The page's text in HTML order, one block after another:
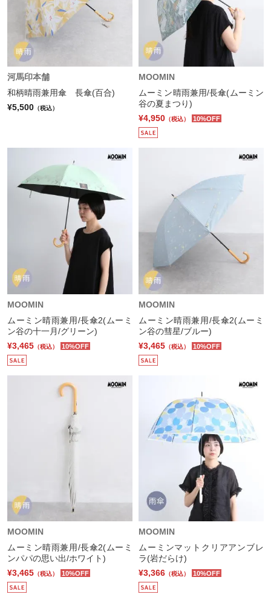
河馬印本舗
和柄晴雨兼用傘 長傘(百合)
¥5,500 （税込）
MOOMIN
ムーミン晴雨兼用/長傘(ムーミン
谷の夏まつり)
¥4,950 （税込） 10%OFF
MOOMIN
ムーミン晴雨兼用/長傘2(ムーミ
ン谷の十一月/グリーン)
¥3,465 （税込） 10%OFF
MOOMIN
ムーミン晴雨兼用/長傘2(ムーミ
ン谷の彗星/ブルー)
¥3,465 （税込） 10%OFF
MOOMIN
ムーミン晴雨兼用/長傘2(ムーミ
ンパパの思い出/ホワイト)
¥3,465 （税込） 10%OFF
MOOMIN
ムーミンマットクリアアンブレ
ラ(岩だらけ)
¥3,366 （税込） 10%OFF